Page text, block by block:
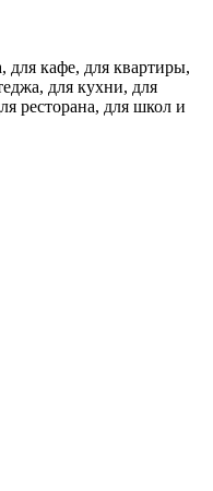
для кафе, для квартиры,
для кухни, для
ресторана, для школ и